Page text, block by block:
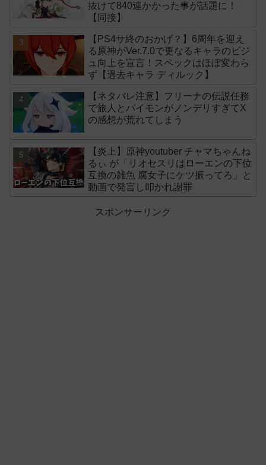
抜けて840連かかった事が話題に！
【同接】
【PS4サ終のおかげ？】6周年を迎え
る原神がVer.7.0で更なるキャラのビジ
ュ向上を宣言！スペックはほぼ変わら
ず【過去キャラ ディルック】
【ネタバレ注意】フリーナの伝説任務
で旅人とパイモンがノンデリすぎてX
の感想が荒れてしまう
【炎上】原神youtuber チャマちゃんね
るぃ が「リオセスリはローエンの下位
互換の雑魚 腐女子にケツ振ってろ」と
動画で発言し叩かれ謝罪
スポンサーリンク